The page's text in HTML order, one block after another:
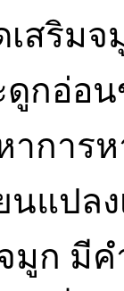
สริม
กอ่อ
าการ
นแปล
มูก มี